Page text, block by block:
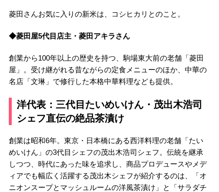
菱田さんお気に入りの新米は、コシヒカリとのこと。
◆菱田屋5代目店主・菱田アキラさん
創業から100年以上の歴史を持つ、駒場東大前の老舗「菱田
屋」。受け継がれる昔ながらの定食メニューのほか、中華の
名店「文琳」で修行した本格中華料理なども提供。
洋代表：三代目たいめいけん・茂出木浩司
シェフ直伝の絶品茶漬け
創業は昭和6年。東京・日本橋にある西洋料理の老舗「たい
めいけん」の3代目シェフの茂出木浩司シェフ。伝統を継承
しつつ、時代にあった味を追求し、商品プロデュースやメデ
ィアでも幅広く活躍する茂出木シェフが紹介するのは、「オ
ニオンスープとマッシュルームの洋風茶漬け」と「サラダチ